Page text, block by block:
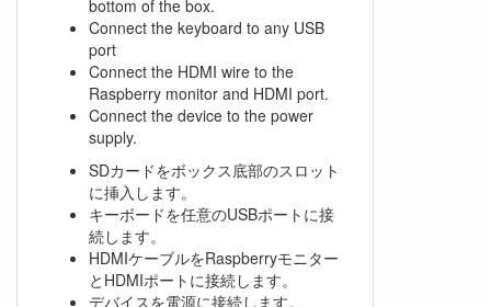
bottom of the box.
Connect the keyboard to any USB
port
Connect the HDMI wire to the
Raspberry monitor and HDMI port.
Connect the device to the power
supply.
SDカードをボックス底部のスロット
に挿入します。
キーボードを任意のUSBポートに接
続します。
HDMIケーブルをRaspberryモニター
とHDMIポートに接続します。
デバイスを電源に接続します。